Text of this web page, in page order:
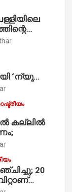
കാൽനാട്ട്
‘ന്യൂ
സേവനം
കല്ലിൽ
20